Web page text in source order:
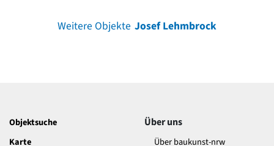
Weitere Objekte Josef Lehmbrock
Objektsuche
Karte
Über uns
Über baukunst-nrw